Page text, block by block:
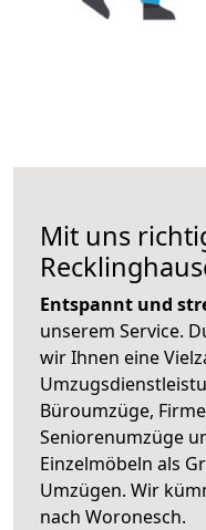
Mit uns
Entspannt und
unserem Service.
wir Ihnen eine
Büroumzüge,
Seniorenumzüge
Einzelmöbeln als
Umzügen. Wir
nach Woronesch.